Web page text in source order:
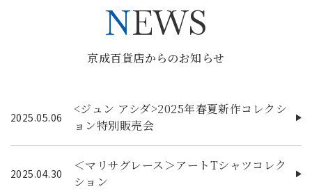
NEWS
京成百貨店からのお知らせ
2025.05.06
<ジュン アシダ>2025年春夏新作コレクシ
ョン特別販売会
2025.04.30
＜マリサグレース＞アートTシャツコレク
ション